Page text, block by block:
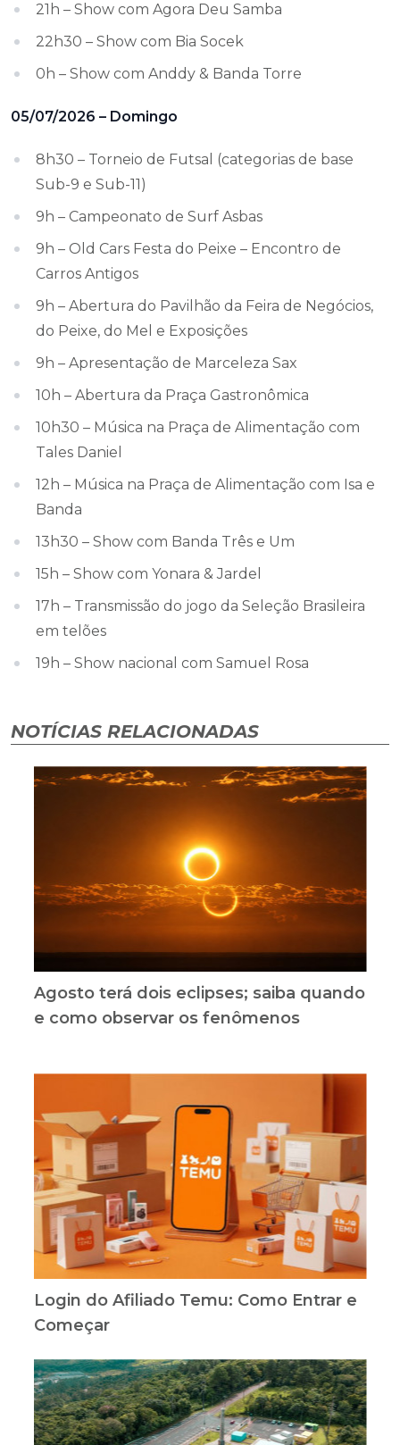
21h – Show com Agora Deu Samba
22h30 – Show com Bia Socek
0h – Show com Anddy & Banda Torre
05/07/2026 – Domingo
8h30 – Torneio de Futsal (categorias de base
Sub-9 e Sub-11)
9h – Campeonato de Surf Asbas
9h – Old Cars Festa do Peixe – Encontro de
Carros Antigos
9h – Abertura do Pavilhão da Feira de Negócios,
do Peixe, do Mel e Exposições
9h – Apresentação de Marceleza Sax
10h – Abertura da Praça Gastronômica
10h30 – Música na Praça de Alimentação com
Tales Daniel
12h – Música na Praça de Alimentação com Isa e
Banda
13h30 – Show com Banda Três e Um
15h – Show com Yonara & Jardel
17h – Transmissão do jogo da Seleção Brasileira
em telões
19h – Show nacional com Samuel Rosa
NOTÍCIAS RELACIONADAS
Agosto terá dois eclipses; saiba quando
e como observar os fenômenos
Login do Afiliado Temu: Como Entrar e
Começar